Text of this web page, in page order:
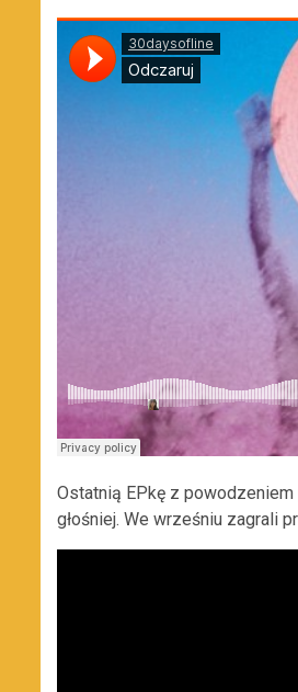
Ostatnią EPkę z
głośniej. We wrześniu zagrali